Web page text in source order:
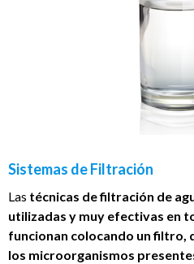
Sistemas de Filtración
Las técnicas de filtración de
utilizadas y muy efectivas en
funcionan colocando un filtro,
los microorganismos